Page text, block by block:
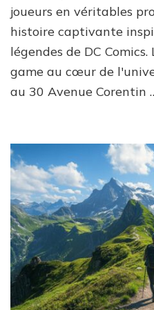
joueurs en véritables
histoire captivante
légendes de DC
game au cœur de
au 30 Avenue Corentin